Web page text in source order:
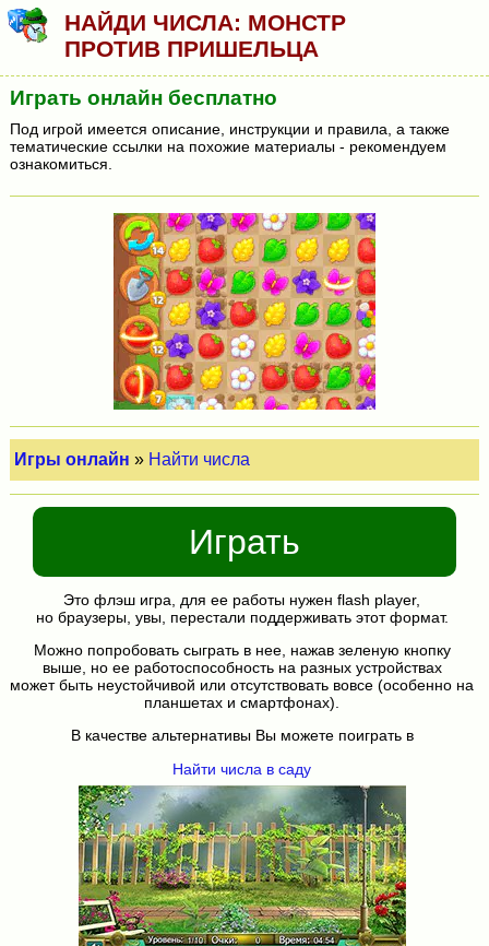
НАЙДИ ЧИСЛА: МОНСТР
ПРОТИВ ПРИШЕЛЬЦА
Играть онлайн бесплатно
Под игрой имеется описание, инструкции и правила, а также
тематические ссылки на похожие материалы - рекомендуем
ознакомиться.
Игры онлайн » Найти числа
Играть
Это флэш игра, для ее работы нужен flash player,
но браузеры, увы, перестали поддерживать этот формат.
Можно попробовать сыграть в нее, нажав зеленую кнопку
выше, но ее работоспособность на разных устройствах
может быть неустойчивой или отсутствовать вовсе (особенно на
планшетах и смартфонах).
В качестве альтернативы Вы можете поиграть в
Найти числа в саду